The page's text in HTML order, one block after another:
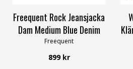
Freequent Rock Jeansjacka
Dam Medium Blue Denim
Freequent
899 kr